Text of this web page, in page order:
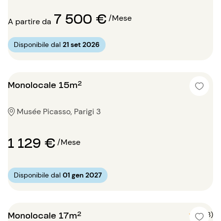
A partire da 7 500 €/Mese
Disponibile dal 21 set 2026
Monolocale 15m²
Musée Picasso, Parigi 3
1 129 €/Mese
Disponibile dal 01 gen 2027
Monolocale 17m² 5 (3)